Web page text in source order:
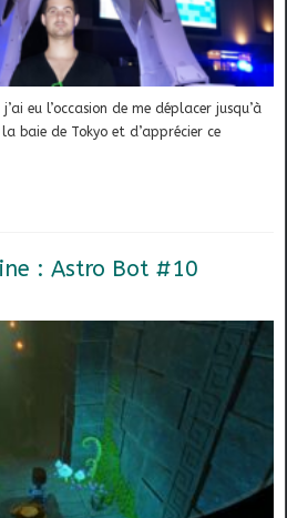
eu l’occasion de me déplacer jusqu’à
baie de Tokyo et d’apprécier ce
: Astro Bot #10